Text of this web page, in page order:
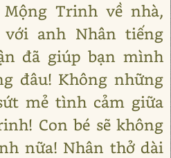
Trinh về nhà,
anh Nhân tiếng
đã giúp bạn mình
đâu! Không những
mẻ tình cảm giữa
Con bé sẽ không
nữa! Nhân thở dài